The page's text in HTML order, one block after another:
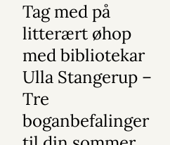
Tag med på
litterært øhop
med bibliotekar
Ulla Stangerup –
Tre
boganbefalinger